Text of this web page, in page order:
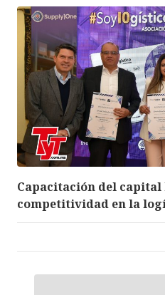
Capacitación del
competitividad en la